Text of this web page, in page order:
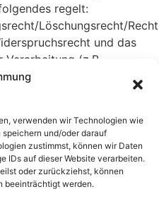
verwenden wir Technologien wie
und/oder darauf
zustimmst, können wir Daten
IDs auf dieser Website verarbeiten.
oder zurückziehst, können
beeinträchtigt werden.
regelt:
Löschungsrecht/Recht
und das
(z.B.
Ausübung unserer
ohne
zulässig ist.